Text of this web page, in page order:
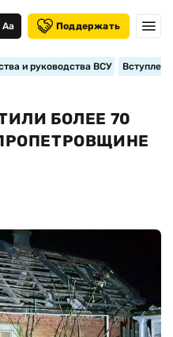
Аа Поддержать
и руководства ВСУ
БОЛЕЕ 70